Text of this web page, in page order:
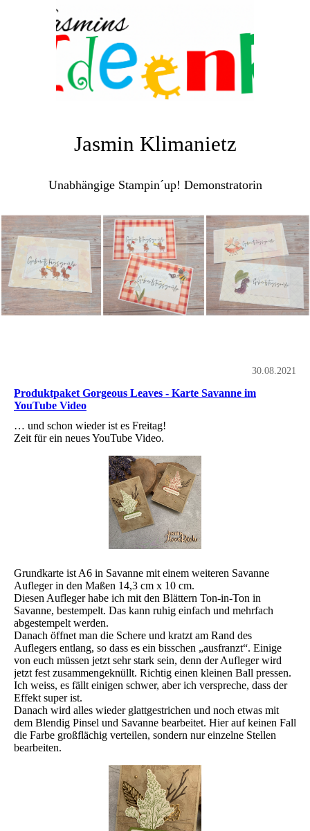
Jasmin Klimanietz
Unabhängige Stampin´up! Demonstratorin
30.08.2021
Produktpaket Gorgeous Leaves - Karte Savanne im
YouTube Video
… und schon wieder ist es Freitag!
Zeit für ein neues YouTube Video.
Grundkarte ist A6 in Savanne mit einem weiteren Savanne
Aufleger in den Maßen 14,3 cm x 10 cm.
Diesen Aufleger habe ich mit den Blättern Ton-in-Ton in
Savanne, bestempelt. Das kann ruhig einfach und mehrfach
abgestempelt werden.
Danach öffnet man die Schere und kratzt am Rand des
Auflegers entlang, so dass es ein bisschen „ausfranzt“. Einige
von euch müssen jetzt sehr stark sein, denn der Aufleger wird
jetzt fest zusammengeknüllt. Richtig einen kleinen Ball pressen.
Ich weiss, es fällt einigen schwer, aber ich verspreche, dass der
Effekt super ist.
Danach wird alles wieder glattgestrichen und noch etwas mit
dem Blendig Pinsel und Savanne bearbeitet. Hier auf keinen Fall
die Farbe großflächig verteilen, sondern nur einzelne Stellen
bearbeiten.